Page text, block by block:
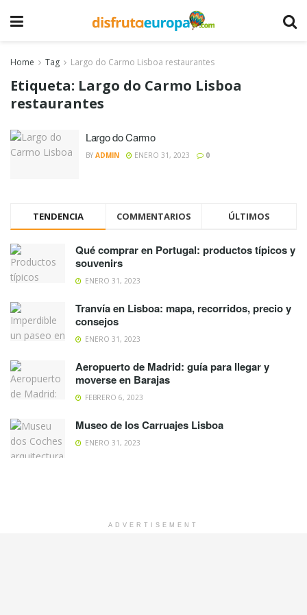
Home Tag Largo do Carmo Lisboa restaurantes
Etiqueta: Largo do Carmo Lisboa
restaurantes
Largo do Carmo
BY ADMIN ENERO 31, 2023 0
TENDENCIA COMMENTARIOS ÚLTIMOS
Qué comprar en Portugal: productos típicos y
souvenirs
ENERO 31, 2023
Tranvía en Lisboa: mapa, recorridos, precio y
consejos
ENERO 31, 2023
Aeropuerto de Madrid: guía para llegar y
moverse en Barajas
FEBRERO 6, 2023
Museo de los Carruajes Lisboa
ENERO 31, 2023
ADVERTISEMENT